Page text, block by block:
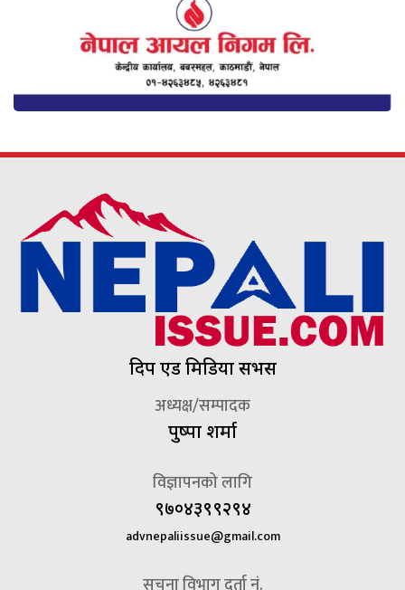
दिप एड मिडिया सर्भिस
अध्यक्ष/सम्पादक
पुष्पा शर्मा
विज्ञापनको लागि
९७०४३९९२९४
advnepaliissue@gmail.com